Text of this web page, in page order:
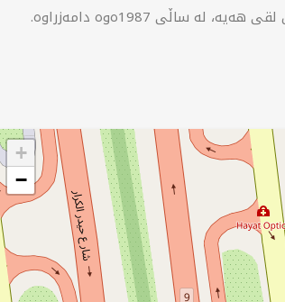
چێشتخانەی 99 گریڵ لە کەربەلا و لە چەندین شوێنی تری عێراق لقی هەیە، لە ساڵی 1987ەوە دامەزراوە.
+
−